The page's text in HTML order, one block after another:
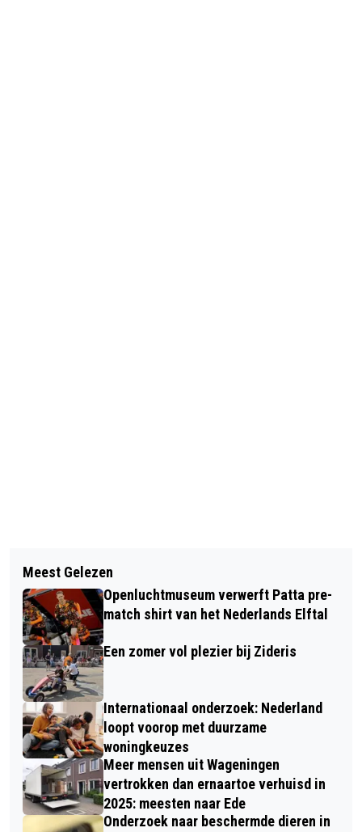
VANAVOND WEER LEKKER VROEG
DANSEN MET OGDD IN DE WILDE
WERELD
ZEVEN TWEEDE KAMER PARTIJEN
ZETTEN ZICH IN VOOR PFAS-VRIJ
NEDERLAND
Meest Gelezen
Openluchtmuseum verwerft Patta pre-
match shirt van het Nederlands Elftal
Een zomer vol plezier bij Zideris
Internationaal onderzoek: Nederland
loopt voorop met duurzame
woningkeuzes
Meer mensen uit Wageningen
vertrokken dan ernaartoe verhuisd in
2025: meesten naar Ede
Onderzoek naar beschermde dieren in